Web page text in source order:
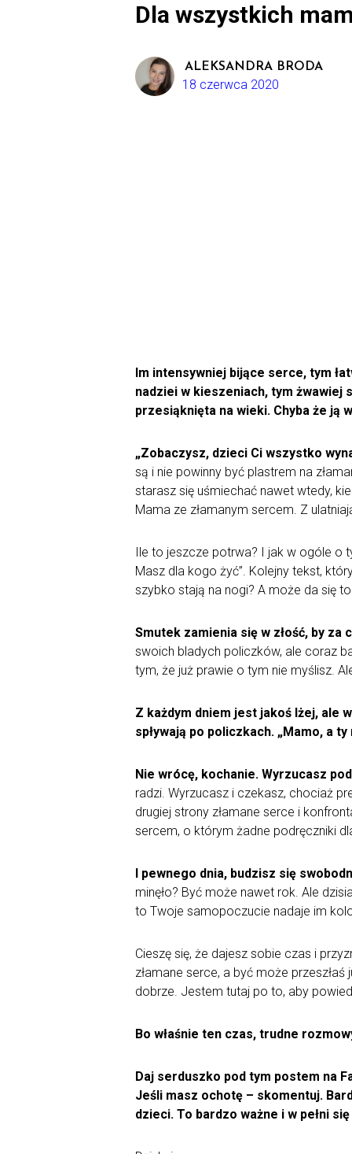
Dla wszystkich
ALEKSANDRA BRODA
18 czerwca 2020
Im intensywniej bijące serce, tym
nadziei w kieszeniach, tym żwawiej
przesiąknięta na wieki. Chyba że ją
„Zobaczysz, dzieci Ci wszystko
są i nie powinny być plastrem na
starasz się uśmiechać nawet wtedy,
Mama ze złamanym sercem. Z
Ile to jeszcze potrwa? I jak w ogóle o
Masz dla kogo żyć”. Kolejny tekst,
szybko stają na nogi? A może da się
Smutek zamienia się w złość, by
swoich bladych policzków, ale coraz
tym, że już prawie o tym nie myślisz.
Z każdym dniem jest jakoś lżej, ale
spływają po policzkach. „Mamo, a
Nie wrócę, kochanie. Wyrzucasz
radzi. Wyrzucasz i czekasz, chociaż
drugiej strony złamane serce i
sercem, o którym żadne podręczniki
I pewnego dnia, budzisz się
minęło? Być może nawet rok. Ale
to Twoje samopoczucie nadaje im
Cieszę się, że dajesz sobie czas i
złamane serce, a być może
dobrze. Jestem tutaj po to, aby
Bo właśnie ten czas, trudne
Daj serduszko pod tym postem na
Jeśli masz ochotę – skomentuj.
dzieci. To bardzo ważne i w pełni